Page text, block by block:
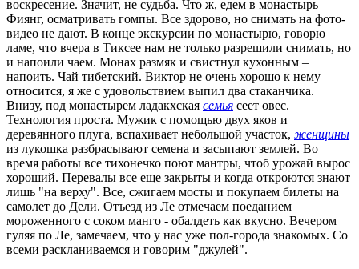
воскресение. Значит, не судьба. Что ж, едем в монастырь
Фиянг, осматривать гомпы. Все здорово, но снимать на фото-
видео не дают. В конце экскурсии по монастырю, говорю
ламе, что вчера в Тиксее нам не только разрешили снимать, но
и напоили чаем. Монах размяк и свистнул кухонным –
напоить. Чай тибетский. Виктор не очень хорошо к нему
относится, я же с удовольствием выпил два стаканчика.
Внизу, под монастырем ладакхская семья сеет овес.
Технология проста. Мужик с помощью двух яков и
деревянного плуга, вспахивает небольшой участок, женщины
из лукошка разбрасывают семена и засыпают землей. Во
время работы все тихонечко поют мантры, чтоб урожай вырос
хороший. Перевалы все еще закрыты и когда откроются знают
лишь "на верху". Все, сжигаем мосты и покупаем билеты на
самолет до Дели. Отъезд из Ле отмечаем поеданием
мороженного с соком манго - обалдеть как вкусно. Вечером
гуляя по Ле, замечаем, что у нас уже пол-города знакомых. Со
всеми раскланиваемся и говорим "джулей".